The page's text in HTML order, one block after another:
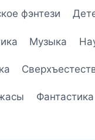
фэнтези
Музыка
Фантастика